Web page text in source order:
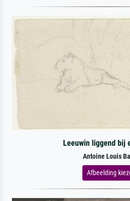
Leeuwin liggend bij
Antoine Louis
Afbeelding